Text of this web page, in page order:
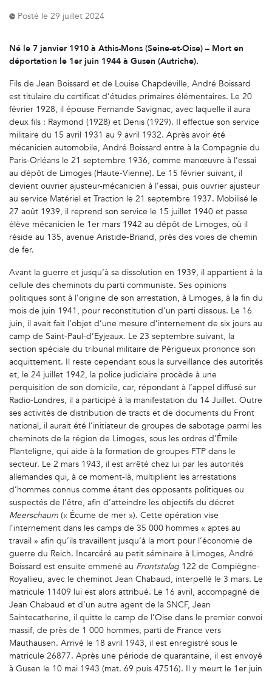
Posté le 29 juillet 2024
Né le 7 janvier 1910 à Athis-Mons (Seine-et-Oise) – Mort en
déportation le 1er juin 1944 à Gusen (Autriche).
Fils de Jean Boissard et de Louise Chapdeville, André Boissard
est titulaire du certificat d’études primaires élémentaires. Le 20
février 1928, il épouse Fernande Savignac, avec laquelle il aura
deux fils : Raymond (1928) et Denis (1929). Il effectue son service
militaire du 15 avril 1931 au 9 avril 1932. Après avoir été
mécanicien automobile, André Boissard entre à la Compagnie du
Paris-Orléans le 21 septembre 1936, comme manœuvre à l’essai
au dépôt de Limoges (Haute-Vienne). Le 15 février suivant, il
devient ouvrier ajusteur-mécanicien à l’essai, puis ouvrier ajusteur
au service Matériel et Traction le 21 septembre 1937. Mobilisé le
27 août 1939, il reprend son service le 15 juillet 1940 et passe
élève mécanicien le 1er mars 1942 au dépôt de Limoges, où il
réside au 135, avenue Aristide-Briand, près des voies de chemin
de fer.
Avant la guerre et jusqu’à sa dissolution en 1939, il appartient à la
cellule des cheminots du parti communiste. Ses opinions
politiques sont à l’origine de son arrestation, à Limoges, à la fin du
mois de juin 1941, pour reconstitution d’un parti dissous. Le 16
juin, il avait fait l’objet d’une mesure d’internement de six jours au
camp de Saint-Paul-d’Eyjeaux. Le 23 septembre suivant, la
section spéciale du tribunal militaire de Périgueux prononce son
acquittement. Il reste cependant sous la surveillance des autorités
et, le 24 juillet 1942, la police judiciaire procède à une
perquisition de son domicile, car, répondant à l’appel diffusé sur
Radio-Londres, il a participé à la manifestation du 14 Juillet. Outre
ses activités de distribution de tracts et de documents du Front
national, il aurait été l’initiateur de groupes de sabotage parmi les
cheminots de la région de Limoges, sous les ordres d’Émile
Planteligne, qui aide à la formation de groupes FTP dans le
secteur. Le 2 mars 1943, il est arrêté chez lui par les autorités
allemandes qui, à ce moment-là, multiplient les arrestations
d’hommes connus comme étant des opposants politiques ou
suspectés de l’être, afin d’atteindre les objectifs du décret
Meerschaum (« Écume de mer »). Cette opération vise
l’internement dans les camps de 35 000 hommes « aptes au
travail » afin qu’ils travaillent jusqu’à la mort pour l’économie de
guerre du Reich. Incarcéré au petit séminaire à Limoges, André
Boissard est ensuite emmené au Frontstalag 122 de Compiègne-
Royallieu, avec le cheminot Jean Chabaud, interpellé le 3 mars. Le
matricule 11409 lui est alors attribué. Le 16 avril, accompagné de
Jean Chabaud et d’un autre agent de la SNCF, Jean
Saintecatherine, il quitte le camp de l’Oise dans le premier convoi
massif, de près de 1 000 hommes, parti de France vers
Mauthausen. Arrivé le 18 avril 1943, il est enregistré sous le
matricule 26877. Après une période de quarantaine, il est envoyé
à Gusen le 10 mai 1943 (mat. 69 puis 47516). Il y meurt le 1er juin